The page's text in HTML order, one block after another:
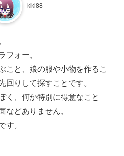
kiki88
フォー。
こと、娘の服や小物を作るこ
回りして探すことです。
く、何か特別に得意なこと
などありません。
す。